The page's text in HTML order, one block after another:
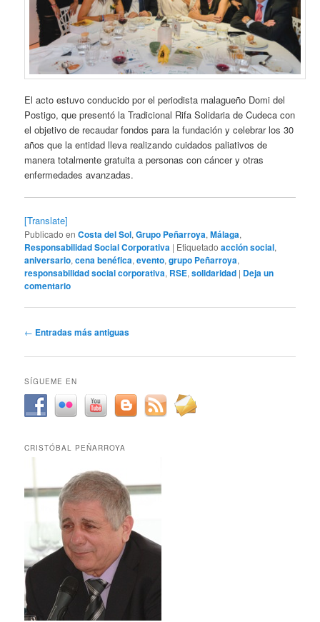
El acto estuvo conducido por el periodista malagueño Domi del
Postigo, que presentó la Tradicional Rifa Solidaria de Cudeca con
el objetivo de recaudar fondos para la fundación y celebrar los 30
años que la entidad lleva realizando cuidados paliativos de
manera totalmente gratuita a personas con cáncer y otras
enfermedades avanzadas.
[Translate]
Publicado en Costa del Sol,Grupo Peñarroya,Málaga,
Responsabilidad Social Corporativa | Etiquetado acción social,
aniversario,cena benéfica,evento,grupo Peñarroya,
responsabilidad social corporativa, RSE,solidaridad | Deja un
comentario
Navegación
entradas
← Entradas más antiguas
SÍGUEME EN
CRISTÓBAL PEÑARROYA